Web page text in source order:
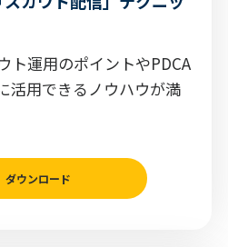
ト運用のポイントやPDCA
活用できるノウハウが満
ダウンロード